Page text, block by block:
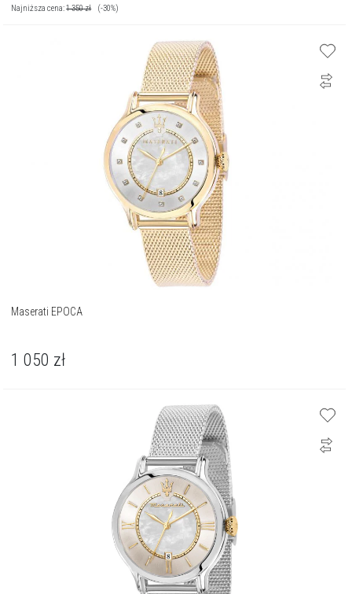
Najniższa cena:1 350zł (-30%)
Maserati EPOCA
1 050 zł